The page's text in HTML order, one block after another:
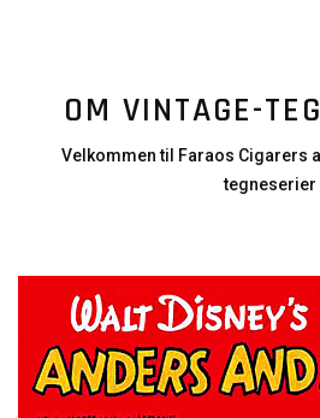
OM VINTAGE-
Velkommen til Faraos Cigarers
tegneserier